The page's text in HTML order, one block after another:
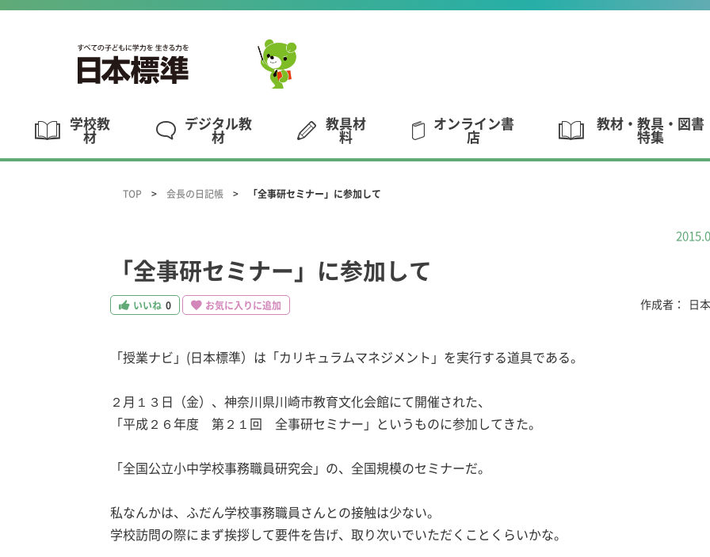
学校教
材
デジタル教
材
教具材
料
オンライン書
店
教材・教具・図書
特集
TOP 会長の日記帳 「全事研セミナー」に参加して
「全事研セミナー」に参加して
いいね 0 お気に入りに追加 作成者： 日
「授業ナビ」(日本標準）は「カリキュラムマネジメント」を実行する道具である。
２月１３日（金）、神奈川県川崎市教育文化会館にて開催された、
「平成２６年度 第２１回 全事研セミナー」というものに参加してきた。
「全国公立小中学校事務職員研究会」の、全国規模のセミナーだ。
私なんかは、ふだん学校事務職員さんとの接触は少ない。
学校訪問の際にまず挨拶して要件を告げ、取り次いでいただくことくらいかな。